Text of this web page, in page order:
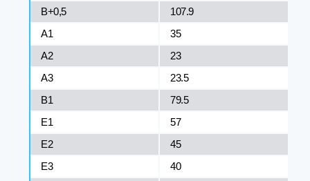
B+0,5
107.9
A1
35
A2
23
A3
23.5
B1
79.5
E1
57
E2
45
E3
40